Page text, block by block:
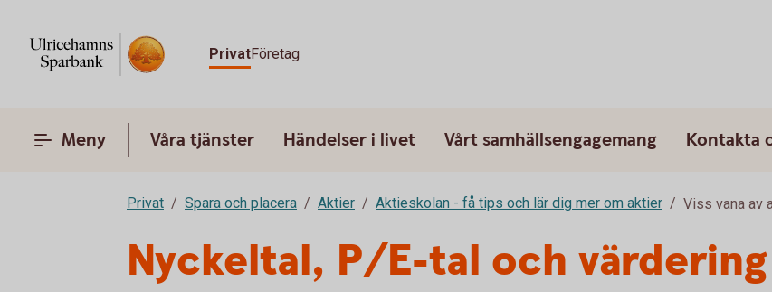
PrivatFöretag
Meny Våra tjänster Händelser i livet Vårt samhällsengagemang Kontakta
Privat Spara och placera Aktier Aktieskolan - få tips och lär dig mer om aktier Viss vana av
Nyckeltal, P/E-tal och